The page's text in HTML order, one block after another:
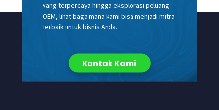
yang terpercaya hingga eksplorasi peluang
OEM, lihat bagaimana kami bisa menjadi mitra
terbaik untuk bisnis Anda.
Kontak Kami